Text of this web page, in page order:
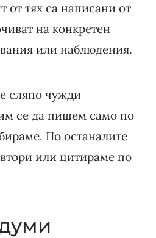
от тях са написани от
на конкретен
или наблюдения.
сляпо чужди
се да пишем само по
По останалите
или цитираме по